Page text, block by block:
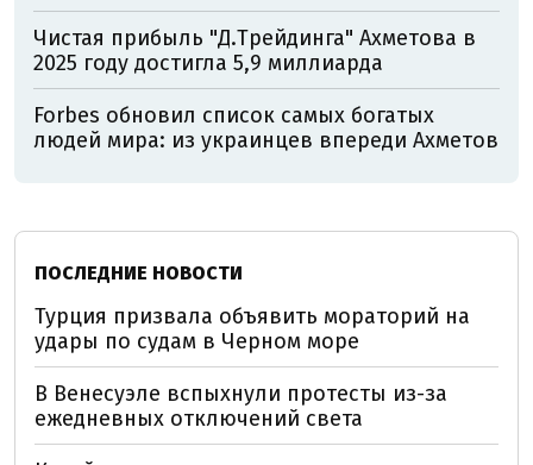
Чистая прибыль "Д.Трейдинга" Ахметова в
2025 году достигла 5,9 миллиарда
Forbes обновил список самых богатых
людей мира: из украинцев впереди Ахметов
ПОСЛЕДНИЕ НОВОСТИ
Турция призвала объявить мораторий на
удары по судам в Черном море
В Венесуэле вспыхнули протесты из-за
ежедневных отключений света